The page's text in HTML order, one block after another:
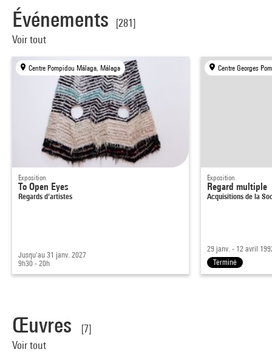
Événements
[281]
Voir tout
Centre Pompidou Málaga, Málaga
Exposition
To Open Eyes
Regards d'artistes
Jusqu'au 31 janv. 2027
9h30 - 20h
Centre Georges
Exposition
Regard multiple
Acquisitions de la
29 janv. - 12 avril
Terminé
Œuvres
[7]
Voir tout